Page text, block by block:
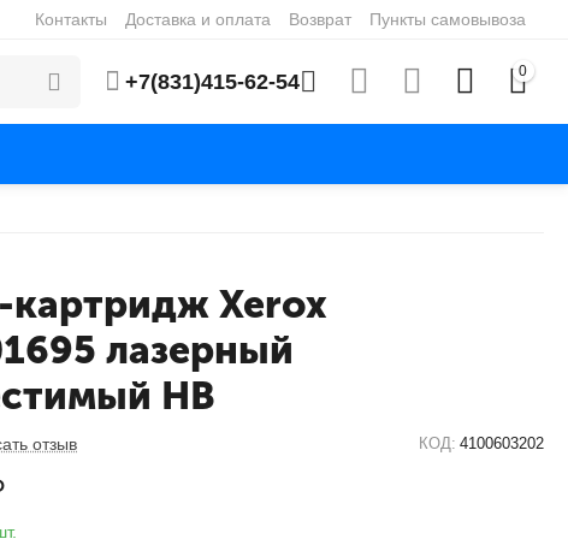
Контакты Доставка и оплата Возврат Пункты самовывоза
+7(831)415-62-54 0
картридж Xerox
лазерный
HB
отзыв КОД: 4100603202